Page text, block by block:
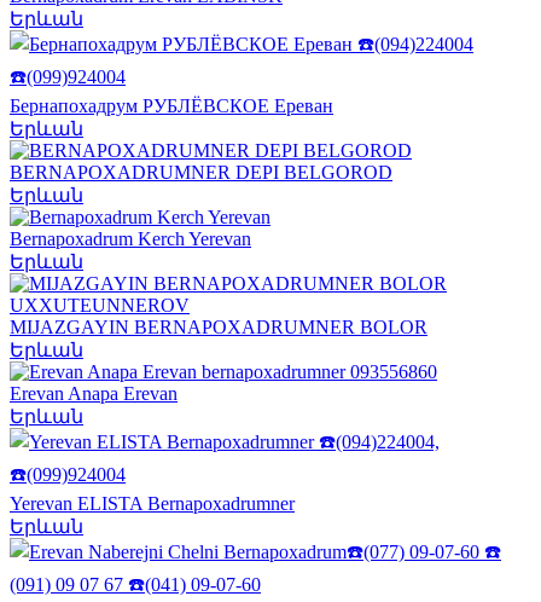
Երևան
Бернапохадрум РУБЛЁВСКОЕ Ереван
Երևան
BERNAPOXADRUMNER DEPI BELGOROD
Երևան
Bernapoxadrum Kerch Yerevan
Երևան
MIJAZGAYIN BERNAPOXADRUMNER BOLOR
Երևան
Erevan Anapa Erevan
Երևան
Yerevan ELISTA Bernapoxadrumner
Երևան